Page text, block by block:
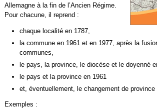
Allemagne à la fin de l’Ancien Régime.
Pour chacune, il reprend :
chaque localité en 1787,
la commune en 1961 et en 1977, après la
communes,
le pays, la province, le diocèse et le doyenné
le pays et la province en 1961
et, éventuellement, le changement de province
Exemples :